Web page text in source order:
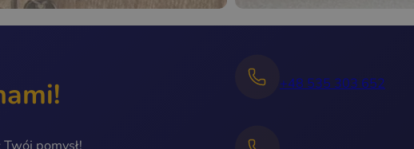
pomysł!
+48 535 303 652